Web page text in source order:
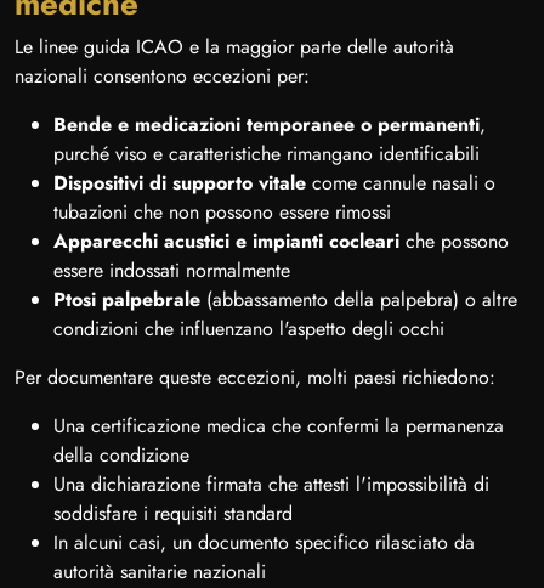
Le linee guida ICAO e la maggior parte delle autorità
nazionali consentono eccezioni per:
Bende e medicazioni temporanee o permanenti,
purché viso e caratteristiche rimangano identificabili
Dispositivi di supporto vitale come cannule nasali o
tubazioni che non possono essere rimossi
Apparecchi acustici e impianti cocleari che possono
essere indossati normalmente
Ptosi palpebrale (abbassamento della palpebra) o altre
condizioni che influenzano l'aspetto degli occhi
Per documentare queste eccezioni, molti paesi richiedono:
Una certificazione medica che confermi la permanenza
della condizione
Una dichiarazione firmata che attesti l'impossibilità di
soddisfare i requisiti standard
In alcuni casi, un documento specifico rilasciato da
autorità sanitarie nazionali